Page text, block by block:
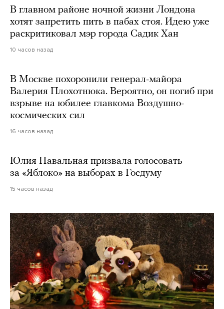
В главном районе ночной жизни Лондона
хотят запретить пить в пабах стоя. Идею уже
раскритиковал мэр города Садик Хан
10 часов назад
В Москве похоронили генерал-майора
Валерия Плохотнюка. Вероятно, он погиб при
взрыве на юбилее главкома Воздушно-
космических сил
16 часов назад
Юлия Навальная призвала голосовать
за «Яблоко» на выборах в Госдуму
15 часов назад